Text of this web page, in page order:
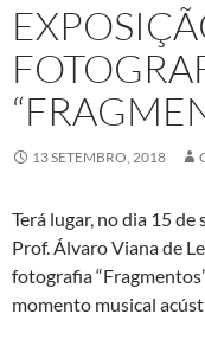
13 SETEMBRO, 2018
Terá lugar, no dia 15
Prof. Álvaro Viana de
fotografia
momento musical